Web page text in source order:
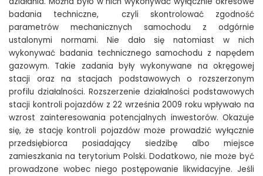
badania techniczne, czyli skontrolować zgodność
parametrów mechanicznych samochodu z odgórnie
ustalonymi normami. Nie dało się natomiast w nich
wykonywać badania technicznego samochodu z napędem
gazowym. Takie zadania były wykonywane na okręgowej
stacji oraz na stacjach podstawowych o rozszerzonym
profilu działalności. Rozszerzenie działalności podstawowych
stacji kontroli pojazdów z 22 września 2009 roku wpływało na
wzrost zainteresowania potencjalnych inwestorów. Okazuje
się, że stację kontroli pojazdów może prowadzić wyłącznie
przedsiębiorca posiadający siedzibę albo miejsce
zamieszkania na terytorium Polski. Dodatkowo, nie może być
prowadzone wobec niego postępowanie likwidacyjne. Jeśli